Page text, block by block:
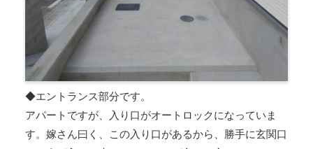
◆エントランス部分です。
アパートですが、入り口がオートロックになっていま
す。嫁さん曰く、この入り口があるから、勝手に玄関口